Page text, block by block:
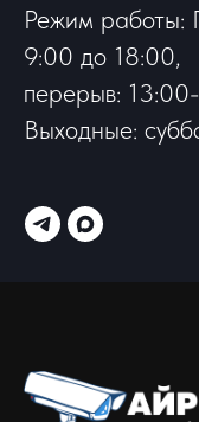
Режим работы:
9:00 до 18:00,
перерыв:
Выходные: